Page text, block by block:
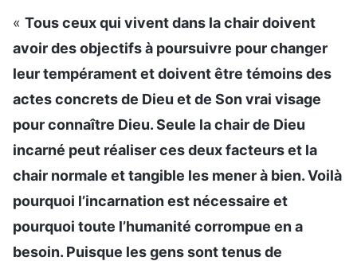
« Tous ceux qui vivent dans la chair doivent
avoir des objectifs à poursuivre pour changer
leur tempérament et doivent être témoins des
actes concrets de Dieu et de Son vrai visage
pour connaître Dieu. Seule la chair de Dieu
incarné peut réaliser ces deux facteurs et la
chair normale et tangible les mener à bien. Voilà
pourquoi l’incarnation est nécessaire et
pourquoi toute l’humanité corrompue en a
besoin. Puisque les gens sont tenus de